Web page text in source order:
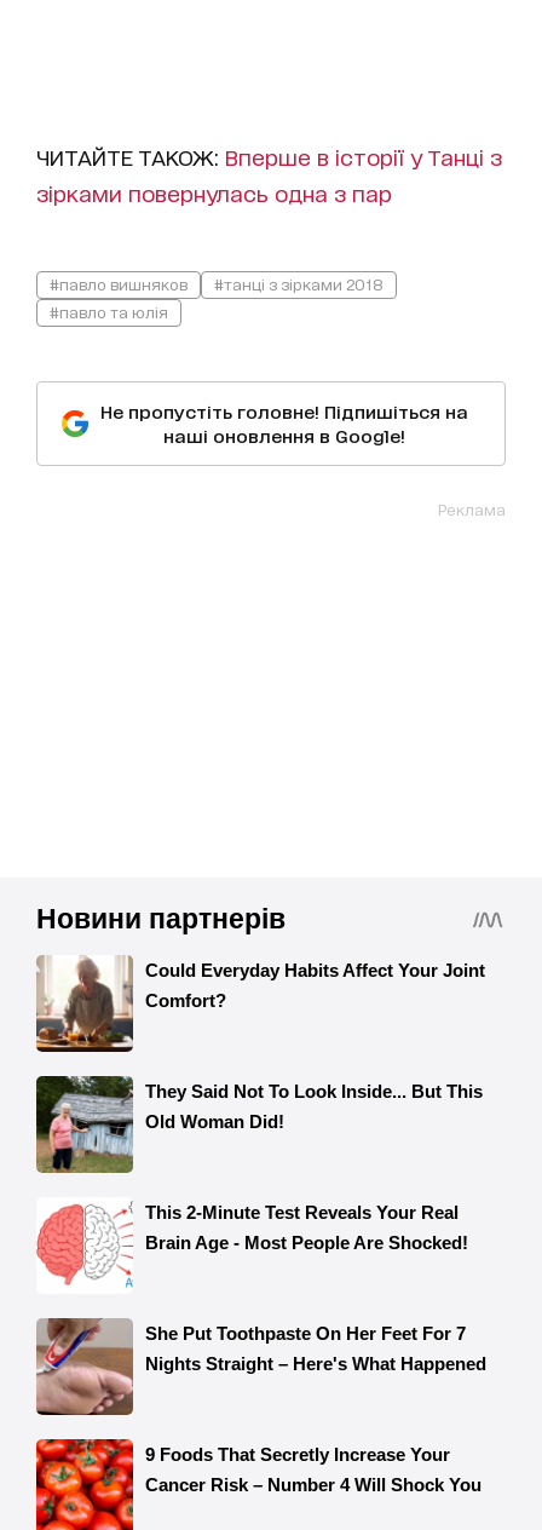
ЧИТАЙТЕ ТАКОЖ: Вперше в історії у Танці з
зірками повернулась одна з пар
#павло вишняков
#танці з зірками 2018
#павло та юлія
Не пропустіть головне! Підпишіться на
наші оновлення в Google!
Реклама